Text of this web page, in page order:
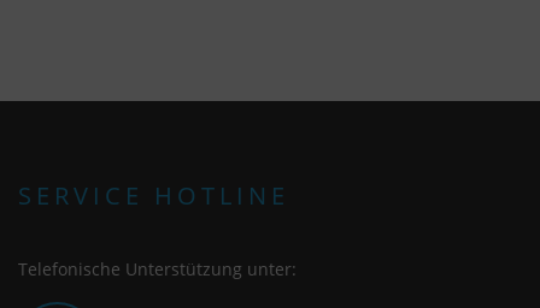
SERVICE HOTLINE
Telefonische Unterstützung unter: